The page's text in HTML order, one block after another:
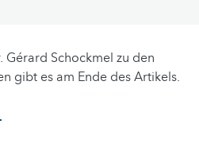
Gérard Schockmel zu den
gibt es am Ende des Artikels.